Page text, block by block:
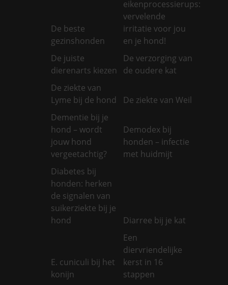
De beste
gezinshonden
eikenprocessierups:
vervelende
irritatie voor jou
en je hond!
De juiste
dierenarts kiezen
De verzorging van
de oudere kat
De ziekte van
Lyme bij de hond
De ziekte van Weil
Dementie bij je
hond – wordt
jouw hond
vergeetachtig?
Demodex bij
honden – infectie
met huidmijt
Diabetes bij
honden: herken
de signalen van
suikerziekte bij je
hond
Diarree bij je kat
E. cuniculi bij het
konijn
Een
diervriendelijke
kerst in 16
stappen